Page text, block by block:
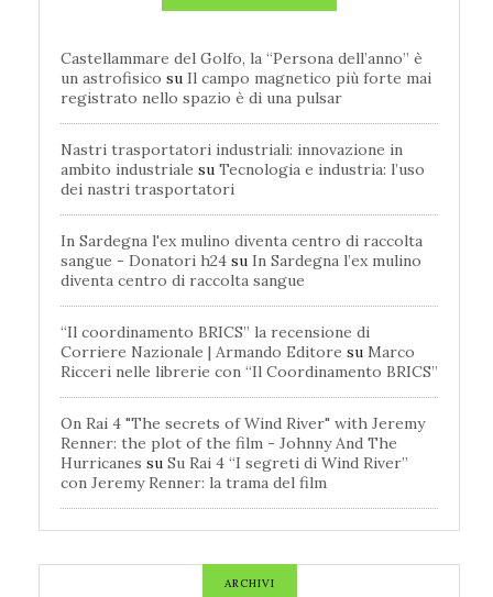
Castellammare del Golfo, la “Persona dell’anno” è
un astrofisico su Il campo magnetico più forte mai
registrato nello spazio è di una pulsar
Nastri trasportatori industriali: innovazione in
ambito industriale su Tecnologia e industria: l’uso
dei nastri trasportatori
In Sardegna l'ex mulino diventa centro di raccolta
sangue - Donatori h24 su In Sardegna l’ex mulino
diventa centro di raccolta sangue
“Il coordinamento BRICS” la recensione di
Corriere Nazionale | Armando Editore su Marco
Ricceri nelle librerie con “Il Coordinamento BRICS”
On Rai 4 "The secrets of Wind River" with Jeremy
Renner: the plot of the film - Johnny And The
Hurricanes su Su Rai 4 “I segreti di Wind River”
con Jeremy Renner: la trama del film
ARCHIVI